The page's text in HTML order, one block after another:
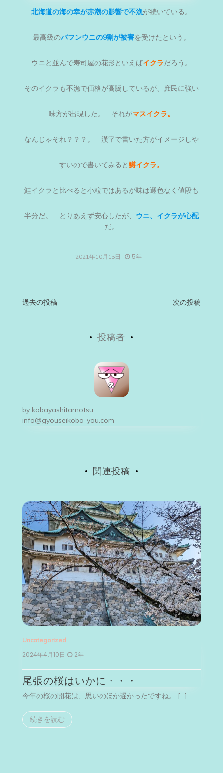
北海道の海の幸が赤潮の影響で不漁が続いている。
最高級のバフンウニの9割が被害を受けたという。
ウニと並んで寿司屋の花形といえばイクラだろう。
そのイクラも不漁で価格が高騰しているが、庶民に強い
味方が出現した。 それがマスイクラ。
なんじゃそれ？？？。 漢字で書いた方がイメージしや
すいので書いてみると鱒イクラ。
鮭イクラと比べると小粒ではあるが味は遜色なく値段も
半分だ。 とりあえず安心したが、 ウニ、イクラが心配
だ。
2021年10月15日 5年
投
ー
シ
過去の投稿 次の投稿
投稿者
by kobayashitamotsu
info@gyouseikoba-you.com
関連投稿
Uncategorized
2024年4月10日 2年
尾張の桜はいかに・・・
今年の桜の開花は、思いのほか遅かったですね。 […]
続きを読む